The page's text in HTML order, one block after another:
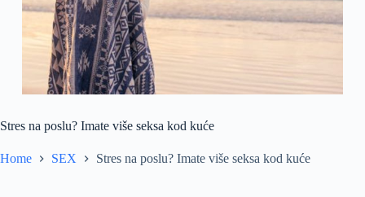
Stres na poslu? Imate više seksa kod kuće
Home SEX Stres na poslu? Imate više seksa kod kuće